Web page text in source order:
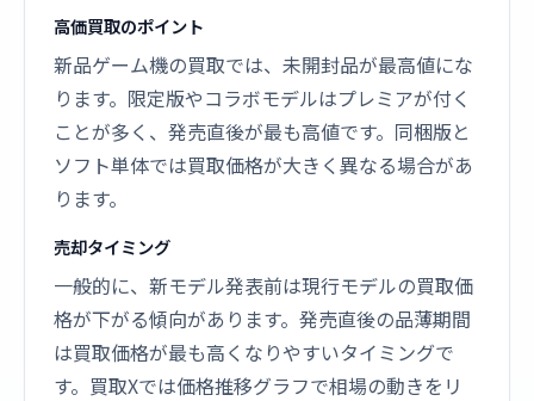
高価買取のポイント
新品ゲーム機の買取では、未開封品が最高値にな
ります。限定版やコラボモデルはプレミアが付く
ことが多く、発売直後が最も高値です。同梱版と
ソフト単体では買取価格が大きく異なる場合があ
ります。
売却タイミング
一般的に、新モデル発表前は現行モデルの買取価
格が下がる傾向があります。発売直後の品薄期間
は買取価格が最も高くなりやすいタイミングで
す。買取Xでは価格推移グラフで相場の動きをリ